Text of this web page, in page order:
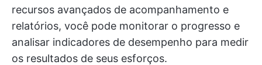
recursos avançados de acompanhamento e
relatórios, você pode monitorar o progresso e
analisar indicadores de desempenho para medir
os resultados de seus esforços.